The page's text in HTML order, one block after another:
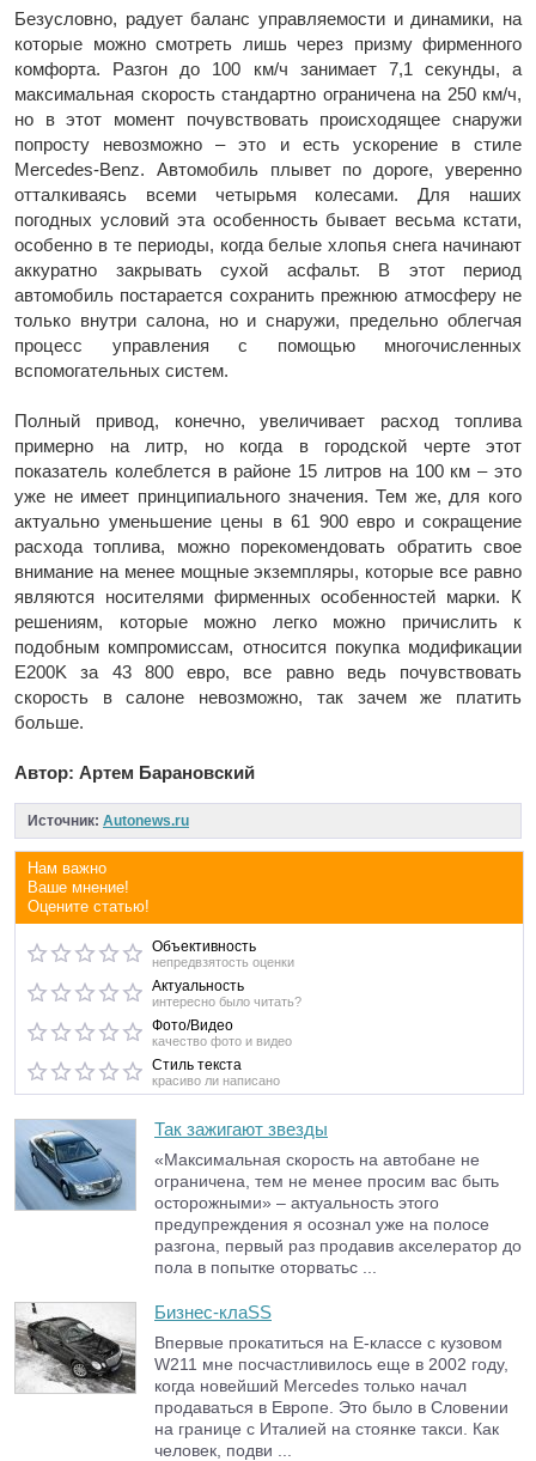
Безусловно, радует баланс управляемости и динамики, на
которые можно смотреть лишь через призму фирменного
комфорта. Разгон до 100 км/ч занимает 7,1 секунды, а
максимальная скорость стандартно ограничена на 250 км/ч,
но в этот момент почувствовать происходящее снаружи
попросту невозможно – это и есть ускорение в стиле
Mercedes-Benz. Автомобиль плывет по дороге, уверенно
отталкиваясь всеми четырьмя колесами. Для наших
погодных условий эта особенность бывает весьма кстати,
особенно в те периоды, когда белые хлопья снега начинают
аккуратно закрывать сухой асфальт. В этот период
автомобиль постарается сохранить прежнюю атмосферу не
только внутри салона, но и снаружи, предельно облегчая
процесс управления с помощью многочисленных
вспомогательных систем.
Полный привод, конечно, увеличивает расход топлива
примерно на литр, но когда в городской черте этот
показатель колеблется в районе 15 литров на 100 км – это
уже не имеет принципиального значения. Тем же, для кого
актуально уменьшение цены в 61 900 евро и сокращение
расхода топлива, можно порекомендовать обратить свое
внимание на менее мощные экземпляры, которые все равно
являются носителями фирменных особенностей марки. К
решениям, которые можно легко можно причислить к
подобным компромиссам, относится покупка модификации
E200K за 43 800 евро, все равно ведь почувствовать
скорость в салоне невозможно, так зачем же платить
больше.
Автор: Артем Барановский
Источник: Autonews.ru
Нам важно
Ваше мнение!
Оцените статью!
Объективность
непредвзятость оценки
Актуальность
интересно было читать?
Фото/Видео
качество фото и видео
Стиль текста
красиво ли написано
Так зажигают звезды
«Максимальная скорость на автобане не
ограничена, тем не менее просим вас быть
осторожными» – актуальность этого
предупреждения я осознал уже на полосе
разгона, первый раз продавив акселератор до
пола в попытке оторватьс ...
Бизнес-клаSS
Впервые прокатиться на Е-классе с кузовом
W211 мне посчастливилось еще в 2002 году,
когда новейший Mercedes только начал
продаваться в Европе. Это было в Словении
на границе с Италией на стоянке такси. Как
человек, подви ...